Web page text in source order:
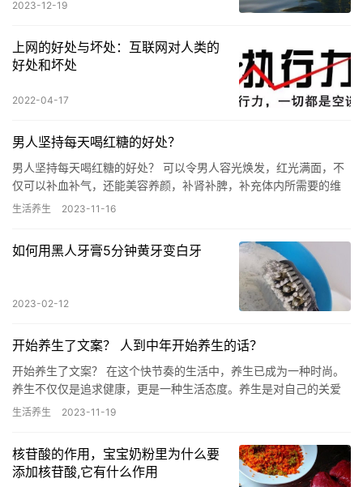
2023-12-19
上网的好处与坏处：互联网对人类的
好处和坏处
2022-04-17
男人坚持每天喝红糖的好处？
男人坚持每天喝红糖的好处？ 可以令男人容光焕发，红光满面，不
仅可以补血补气，还能美容养颜，补肾补脾，补充体内所需要的维
生素矿物质还有微量元素 男人每天坚持吃核桃的好处？ 核桃的形
生活养生 2023-11-16
如何用黑人牙膏5分钟黄牙变白牙
2023-02-12
开始养生了文案？ 人到中年开始养生的话？
开始养生了文案？ 在这个快节奏的生活中，养生已成为一种时尚。
养生不仅仅是追求健康，更是一种生活态度。养生是对自己的关爱
和呵护，是对身心的投资。通过养生，我们可以调整身心状态，提
生活养生 2023-11-19
核苷酸的作用，宝宝奶粉里为什么要
添加核苷酸,它有什么作用